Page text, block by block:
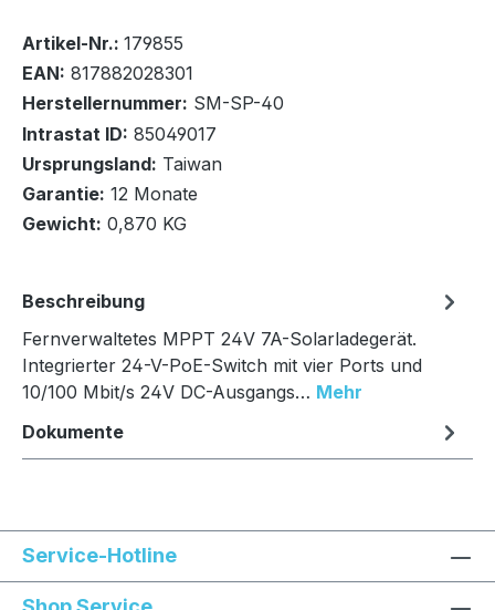
Bestand:0x
Nicht Lagernd
In den Warenkorb
Artikel-Nr.: 179855
EAN: 817882028301
Herstellernummer: SM-SP-40
Intrastat ID: 85049017
Ursprungsland: Taiwan
Garantie: 12 Monate
Gewicht: 0,870 KG
Beschreibung
Fernverwaltetes MPPT 24V 7A-Solarladegerät.
Integrierter 24-V-PoE-Switch mit vier Ports und
10/100 Mbit/s 24V DC-Ausgangs… Mehr
Dokumente
Service-Hotline